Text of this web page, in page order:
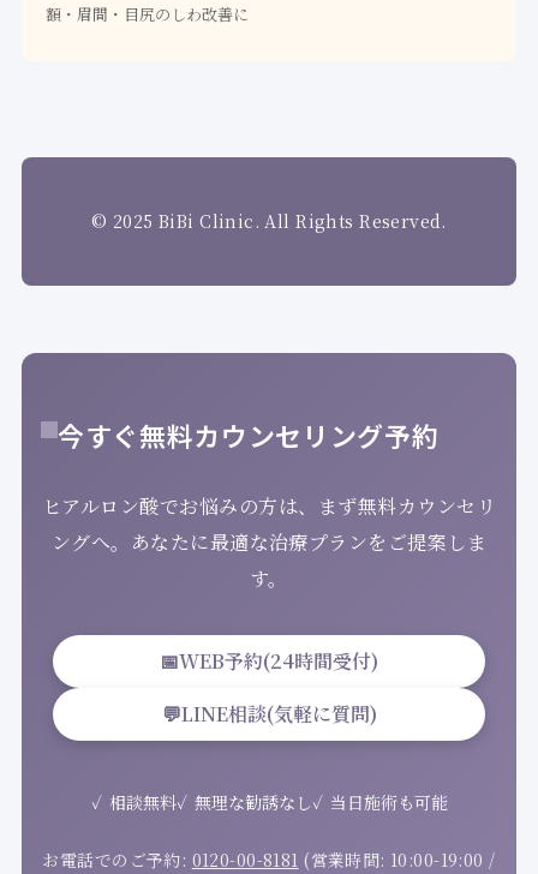
額・眉間・目尻のしわ改善に
© 2025 BiBi Clinic. All Rights Reserved.
今すぐ無料カウンセリング予約
ヒアルロン酸でお悩みの方は、まず無料カウンセリ
ングへ。あなたに最適な治療プランをご提案しま
す。
📅WEB予約(24時間受付)
💬LINE相談(気軽に質問)
相談無料 無理な勧誘なし 当日施術も可能
お電話でのご予約: 0120-00-8181 (営業時間: 10:00-19:00 /